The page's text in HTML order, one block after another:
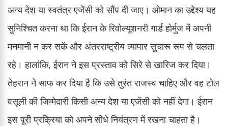
अन्य देश या स्वतंत्र एजेंसी को सौंप दी जाए। ओमान का उद्देश्य यह
सुनिश्चित करना था कि ईरान के रिवोल्यूशनरी गार्ड होर्मुज में अपनी
मनमानी न कर सकें और अंतरराष्ट्रीय व्यापार सुचारू रूप से चलता
रहे। हालांकि, ईरान ने इस प्रस्ताव को सिरे से खारिज कर दिया।
तेहरान ने साफ कर दिया है कि उसे तुरंत राजस्व चाहिए और वह टोल
वसूली की जिम्मेदारी किसी अन्य देश या एजेंसी को नहीं देगा। ईरान
इस पूरी प्रक्रिया को अपने सीधे नियंत्रण में रखना चाहता है।